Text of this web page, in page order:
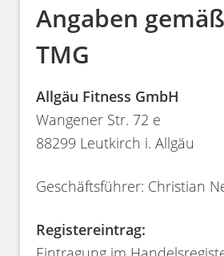
Angaben
TMG
Allgäu Fitness GmbH
Wangener Str. 72 e
88299 Leutkirch i. Allgäu
Geschäftsführer: Christian
Registereintrag: